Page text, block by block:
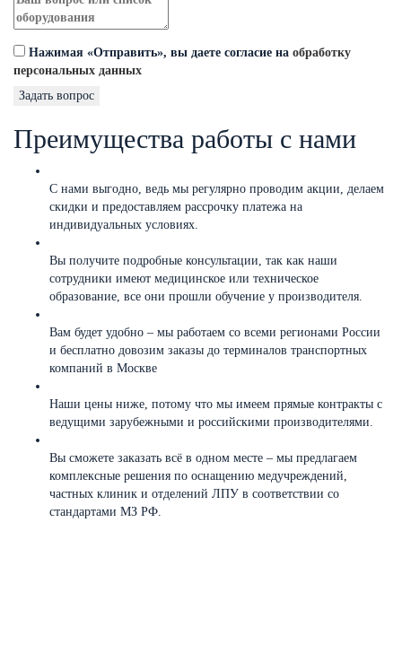
Нажимая «Отправить», вы даете согласие на обработку
персональных данных
Задать вопрос
Преимущества работы с нами
С нами выгодно, ведь мы регулярно проводим акции, делаем
скидки и предоставляем рассрочку платежа на
индивидуальных условиях.
Вы получите подробные консультации, так как наши
сотрудники имеют медицинское или техническое
образование, все они прошли обучение у производителя.
Вам будет удобно – мы работаем со всеми регионами России
и бесплатно довозим заказы до терминалов транспортных
компаний в Москве
Наши цены ниже, потому что мы имеем прямые контракты с
ведущими зарубежными и российскими производителями.
Вы сможете заказать всё в одном месте – мы предлагаем
комплексные решения по оснащению медучреждений,
частных клиник и отделений ЛПУ в соответствии со
стандартами МЗ РФ.